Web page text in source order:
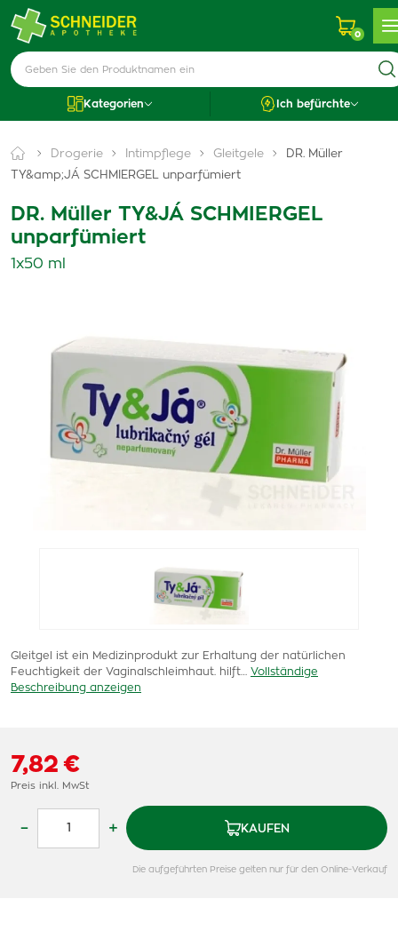
0
Kategorien Ich befürchte
Drogerie Intimpflege Gleitgele
DR. Müller
TY&amp;JÁ SCHMIERGEL unparfümiert
DR. Müller TY&JÁ SCHMIERGEL
unparfümiert
1x50 ml
Gleitgel ist ein Medizinprodukt zur Erhaltung der natürlichen
Feuchtigkeit der Vaginalschleimhaut. hilft…
Vollständige
Beschreibung anzeigen
7,82 €
Preis inkl. MwSt
– + KAUFEN
Die aufgeführten Preise gelten nur für den Online-Verkauf